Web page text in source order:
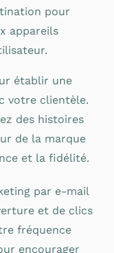
pour
appareils
établir une
votre clientèle.
des histoires
de la marque
et la fidélité.
par e-mail
et de clics
fréquence
encourager